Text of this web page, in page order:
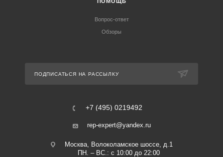
Вопрос-ответ
Обзоры
ПОДПИСАТЬСЯ НА РАССЫЛКУ
+7 (495) 0219492
rep-expert@yandex.ru
Москва, Волоколамское шоссе, д.1
ПН. – ВС.: с 10:00 до 22:00